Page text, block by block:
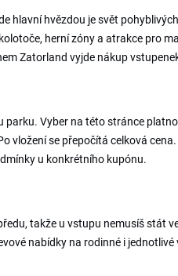
hlavní hvězdou je svět
herní zóny a atrakce pro
Zatorland vyjde nákup
parku. Vyber na této stránce
vložení se přepočítá celková
u konkrétního kupónu.
takže u vstupu nemusíš stát
nabídky na rodinné i